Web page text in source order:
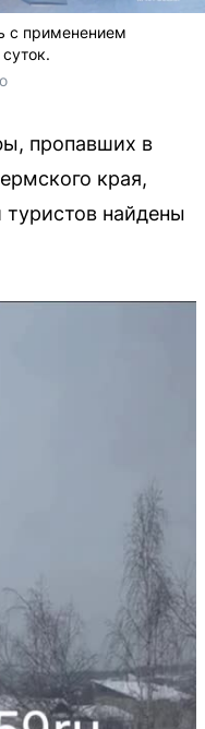
с применением
пропавших в
края,
найдены